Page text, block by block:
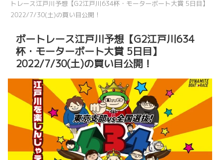
トレース江戸川予想【G2江戸川634杯・モーターボート大賞 5日目】
2022/7/30(土)の買い目公開！
ボートレース江戸川予想【G2江戸川634
杯・モーターボート大賞 5日目】
2022/7/30(土)の買い目公開！